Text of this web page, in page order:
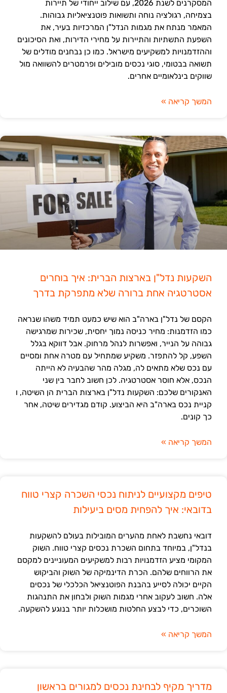
המסקרנים לשנת 2026, עם שילוב ייחודי של תיירות
בצמיחה, רגולציה נוחה ותשואות פוטנציאליות גבוהות.
המאמר מנתח את מגמות הנדל"ן המרכזיות בעיר, את
השפעת התשתיות והתיירות על מחירי הדירות, ואת הסיכונים
וההזדמנויות למשקיעים מישראל. כמו כן נבחנים מודלים של
תשואה בבטומי, סוגי נכסים מובילים ופרמטרים להשוואה מול
שווקים בינלאומיים אחרים.
המשך קריאה »
השקעות נדל"ן בארצות הברית: איך בוחרים
אסטרטגיה אחת ברורה שלא מתפרקת בדרך
הקסם של נדל"ן בארה"ב הוא שיש כמעט תמיד משהו שנראה
כמו הזדמנות: מחיר כניסה נמוך יחסית, שכירות שמרגישה
גבוהה על הנייר, ואפשרות לנהל מרחוק. אבל דווקא בגלל
השפע, קל להתפזר. משקיע שמתחיל עם מטרה אחת ומסיים
עם נכס שלא מתאים לה, מגלה מהר שהבעיה לא הייתה
הנכס, אלא חוסר אסטרטגיה. לכן חשוב לחבר בין שני
האנקורים שלכם: השקעות נדל"ן בארצות הברית הן השיטה, ו
קניית נכס בארה"ב היא הביצוע. קודם מגדירים שיטה, אחר
כך קונים.
המשך קריאה »
טיפים מקצועיים לניתוח נכסי השכרה קצרי טווח
בדובאי: איך להפחית מסים ביעילות
דובאי נחשבת לאחת מהערים המובילות בעולם להשקעות
בנדל"ן, במיוחד בתחום השכרת נכסים קצרי טווח. השוק
המקומי מציע הזדמנויות רבות למשקיעים המעוניינים למקסם
את הרווחים שלהם. הכרת הדינמיקה של השוק והביקוש
הקיים יכולה לסייע בהבנת הפוטנציאל הכלכלי של נכסים
אלה. חשוב לעקוב אחרי מגמות השוק ולבחון את התנהגות
השוכרים, כדי לבצע החלטות מושכלות יותר בנוגע להשקעה.
המשך קריאה »
מדריך מקיף לבחינת נכסים למגורים בראשון